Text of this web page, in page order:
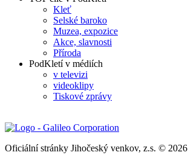
Kleť
Selské baroko
Muzea, expozice
Akce, slavnosti
Příroda
PodKletí v médiích
v televizi
videoklipy
Tiskové zprávy
Oficiální stránky Jihočeský venkov, z.s. © 2026